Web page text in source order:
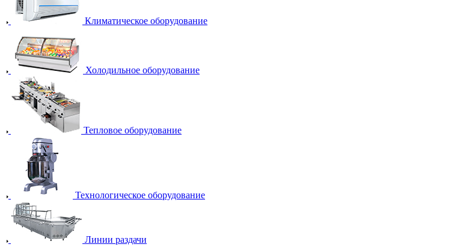
Климатическое оборудование
Холодильное оборудование
Тепловое оборудование
Технологическое оборудование
Линии раздачи